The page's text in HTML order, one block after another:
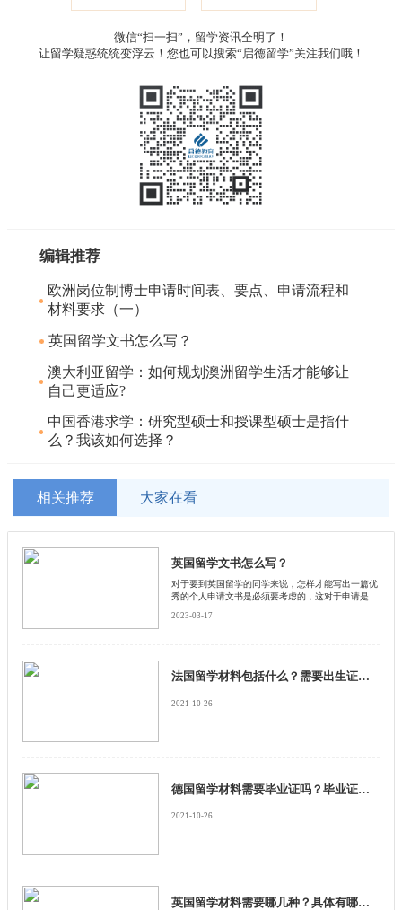
微信“扫一扫”，留学资讯全明了！
让留学疑惑统统变浮云！您也可以搜索“启德留学”关注我们哦！
编辑推荐
欧洲岗位制博士申请时间表、要点、申请流程和
材料要求（一）
英国留学文书怎么写？
澳大利亚留学：如何规划澳洲留学生活才能够让
自己更适应?
中国香港求学：研究型硕士和授课型硕士是指什
么？我该如何选择？
相关推荐 大家在看
英国留学文书怎么写？
对于要到英国留学的同学来说，怎样才能写出一篇优
秀的个人申请文书是必须要考虑的，这对于申请是很
2023-03-17
法国留学材料包括什么？需要出生证明吗？
2021-10-26
德国留学材料需要毕业证吗？毕业证丢失怎么办？
2021-10-26
英国留学材料需要哪几种？具体有哪些要求？